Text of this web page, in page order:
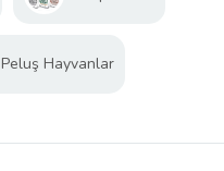
Peluş Hayvanlar